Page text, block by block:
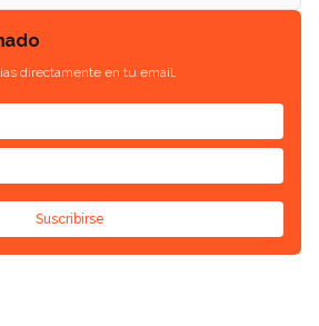
directamente en tu email.
Suscribirse